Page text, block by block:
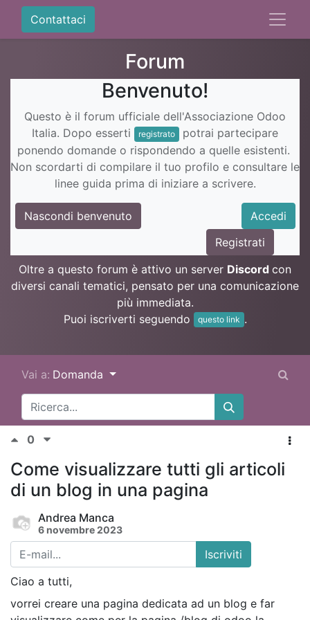
Contattaci
Forum
Benvenuto!
Questo è il forum ufficiale dell'Associazione Odoo
Italia. Dopo esserti
registrato
potrai partecipare
ponendo domande o rispondendo a quelle esistenti.
Non scordarti di compilare il tuo profilo e consultare le
linee guida prima di iniziare a scrivere.
Nascondi benvenuto
Accedi
Registrati
Oltre a questo forum è attivo un server Discord con
diversi canali tematici, pensato per una comunicazione
più immediata.
Puoi iscriverti seguendo
questo link .
Vai a: Domanda
0
Come visualizzare tutti gli articoli
di un blog in una pagina
Andrea Manca
6 novembre 2023
Iscriviti
Ciao a tutti,
vorrei creare una pagina dedicata ad un blog e far